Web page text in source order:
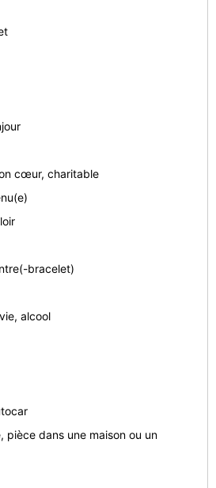
cœur, charitable
bracelet)
alcool
pièce dans une maison ou un